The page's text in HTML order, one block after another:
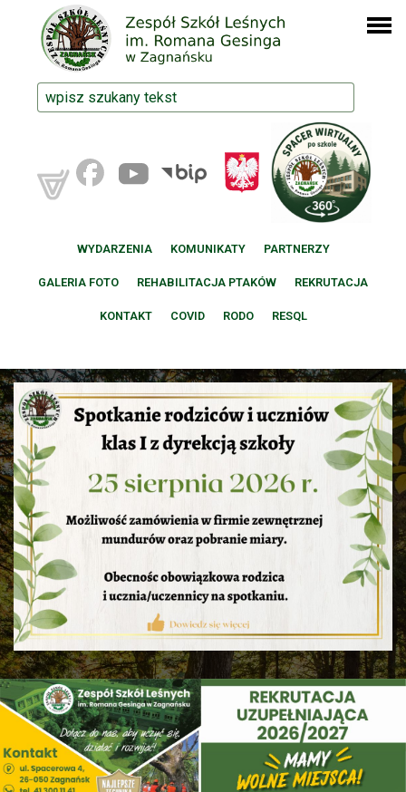
WYDARZENIA KOMUNIKATY PARTNERZY
GALERIA FOTO REHABILITACJA PTAKÓW REKRUTACJA
KONTAKT COVID RODO RESQL